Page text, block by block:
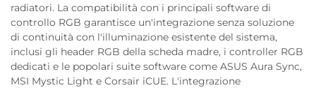
radiatori. La compatibilità con i principali software di
controllo RGB garantisce un'integrazione senza soluzione
di continuità con l'illuminazione esistente del sistema,
inclusi gli header RGB della scheda madre, i controller RGB
dedicati e le popolari suite software come ASUS Aura Sync,
MSI Mystic Light e Corsair iCUE. L'integrazione